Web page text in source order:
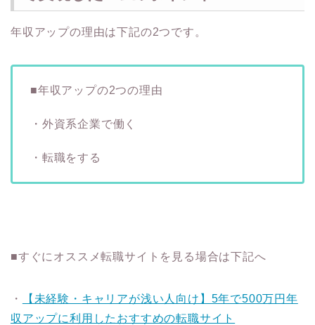
年収アップの理由は下記の2つです。
■年収アップの2つの理由
・外資系企業で働く
・転職をする
■すぐにオススメ転職サイトを見る場合は下記へ
・
【未経験・キャリアが浅い人向け】5年で500万円年
収アップに利用したおすすめの転職サイト